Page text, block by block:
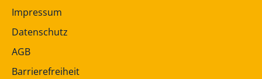
Impressum
Datenschutz
AGB
Barrierefreiheit